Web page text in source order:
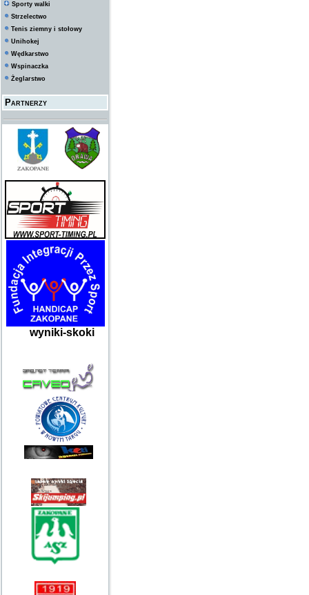
Sporty walki
Strzelectwo
Tenis ziemny i stołowy
Unihokej
Wędkarstwo
Wspinaczka
Żeglarstwo
Partnerzy
wyniki-skoki